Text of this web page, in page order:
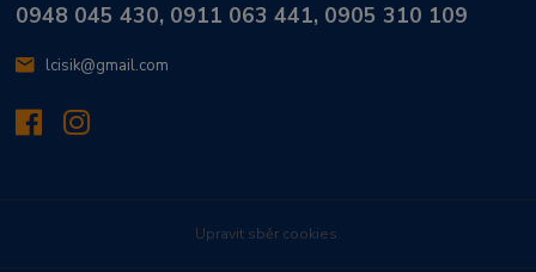
0948 045 430, 0911 063 441, 0905 310 109
lcisik@gmail.com
Upravit sběr cookies.